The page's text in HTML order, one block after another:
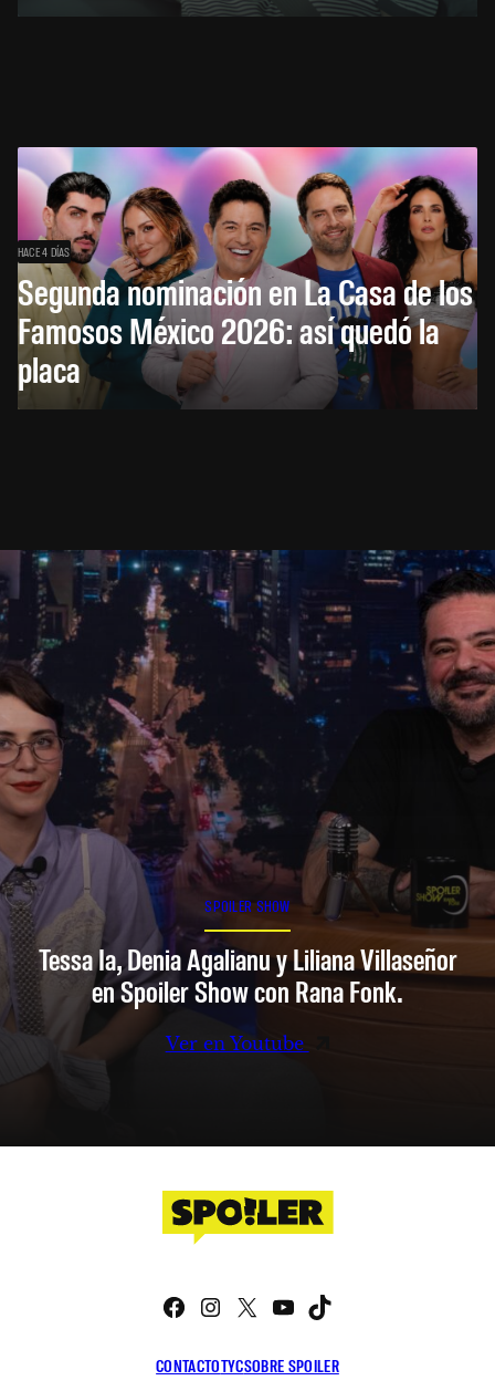
HACE 4 DÍAS
Segunda nominación en La Casa de los
Famosos México 2026: así quedó la
placa
SPOILER SHOW
Tessa Ia, Denia Agalianu y Liliana Villaseñor
en Spoiler Show con Rana Fonk.
Ver en Youtube
CONTACTOTYCSOBRE SPOILER
Facebook
Instagram
X YouTube